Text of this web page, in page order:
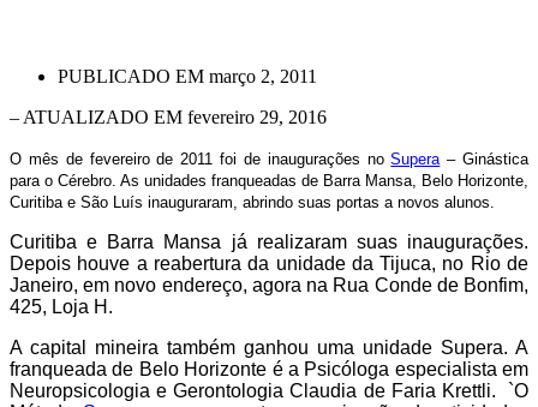
PUBLICADO EM março 2, 2011
– ATUALIZADO EM fevereiro 29, 2016
O mês de fevereiro de 2011 foi de inaugurações noSupera– Ginástica
para o Cérebro. As unidades franqueadas de Barra Mansa, Belo Horizonte,
Curitiba e São Luís inauguraram, abrindo suas portas a novos alunos.
Curitiba e Barra Mansa já realizaram suas inaugurações.
Depois houve a reabertura da unidade da Tijuca, no Rio de
Janeiro, em novo endereço, agora na Rua Conde de Bonfim,
425, Loja H.
A capital mineira também ganhou uma unidade Supera. A
franqueada de Belo Horizonte é a Psicóloga especialista em
Neuropsicologia e Gerontologia Claudia de Faria Krettli. `O